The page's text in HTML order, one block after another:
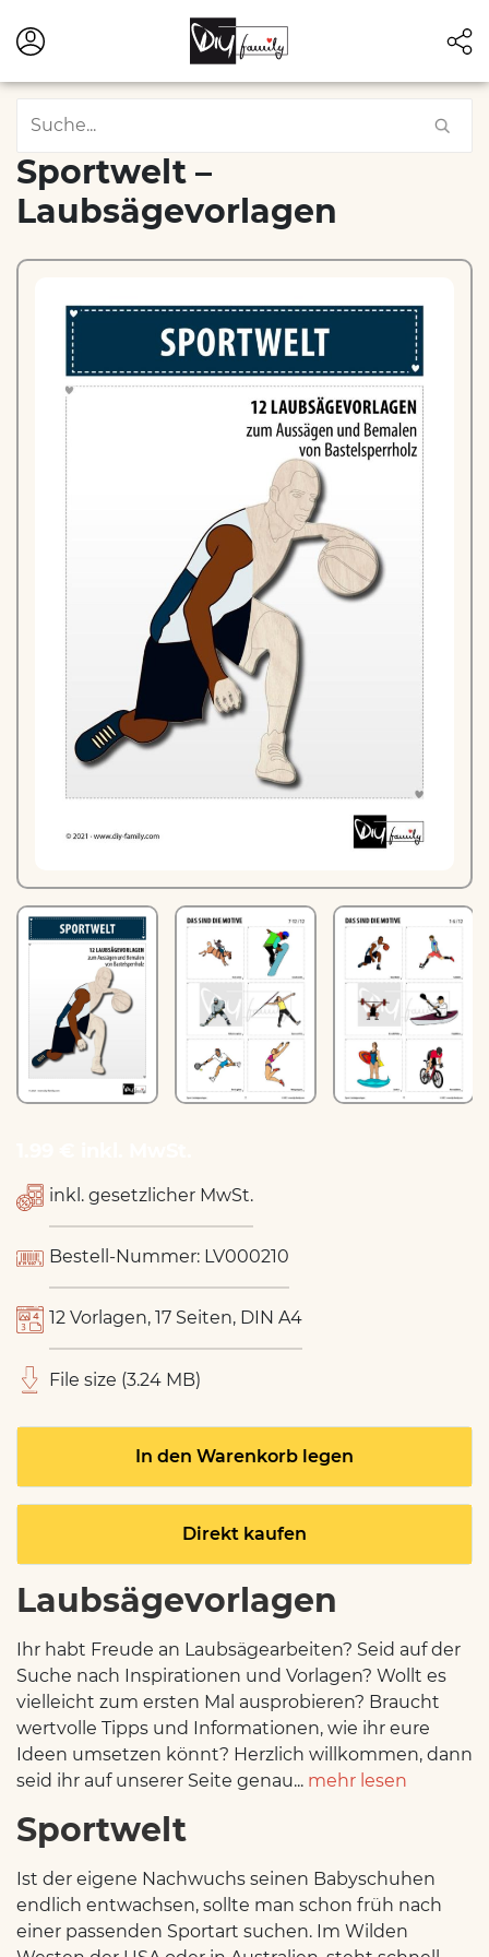
Sportwelt –
Laubsägevorlagen
inkl. gesetzlicher MwSt.
Bestell-Nummer: LV000210
12 Vorlagen, 17 Seiten, DIN A4
File size (3.24 MB)
In den Warenkorb legen
Direkt kaufen
Laubsägevorlagen
Ihr habt Freude an Laubsägearbeiten? Seid auf der
Suche nach Inspirationen und Vorlagen? Wollt es
vielleicht zum ersten Mal ausprobieren? Braucht
wertvolle Tipps und Informationen, wie ihr eure
Ideen umsetzen könnt? Herzlich willkommen, dann
seid ihr auf unserer Seite genau... mehr lesen
Sportwelt
Ist der eigene Nachwuchs seinen Babyschuhen
endlich entwachsen, sollte man schon früh nach
einer passenden Sportart suchen. Im Wilden